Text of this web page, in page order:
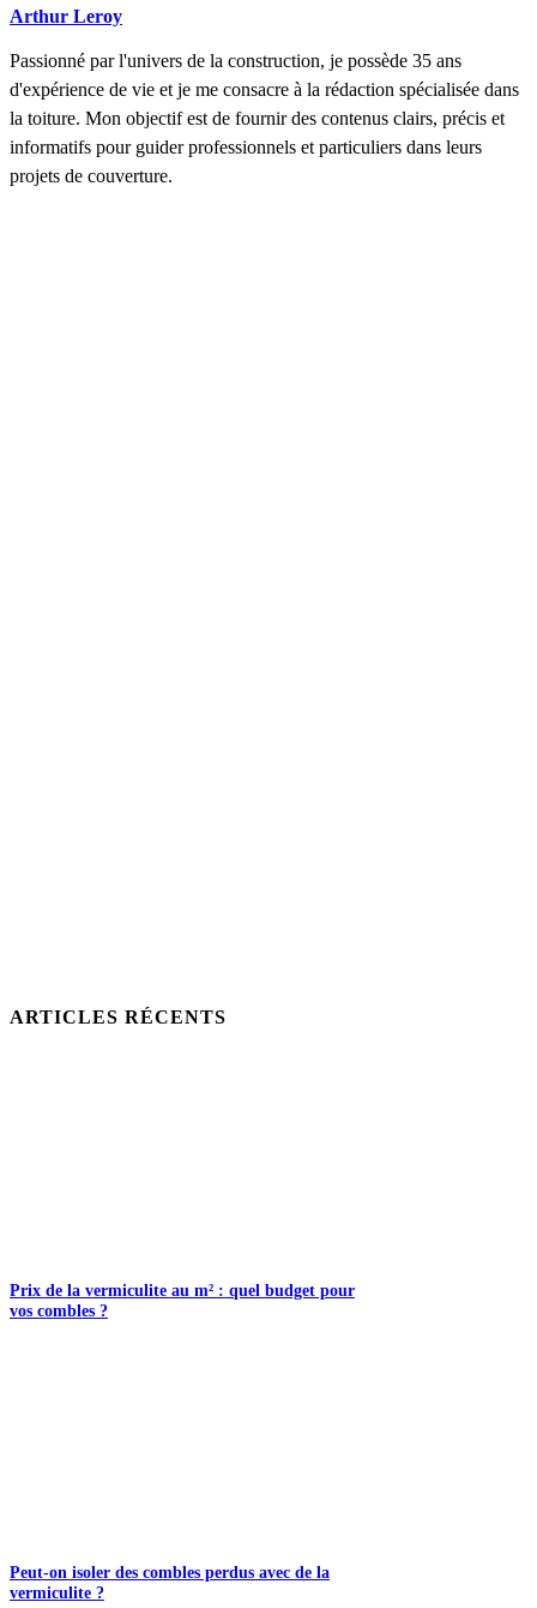
Arthur Leroy
Passionné par l'univers de la construction, je possède 35 ans
d'expérience de vie et je me consacre à la rédaction spécialisée dans
la toiture. Mon objectif est de fournir des contenus clairs, précis et
informatifs pour guider professionnels et particuliers dans leurs
projets de couverture.
ARTICLES RÉCENTS
Prix de la vermiculite au m² : quel budget pour
vos combles ?
Peut-on isoler des combles perdus avec de la
vermiculite ?